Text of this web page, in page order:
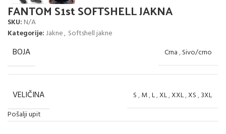
FANTOM S1st SOFTSHELL JAKNA
SKU: N/A
Kategorije:Jakne, Softshell jakne
BOJA Crna,Sivo/crno
VELIČINA S,M,L,XL,XXL,XS,3XL
Pošalji upit